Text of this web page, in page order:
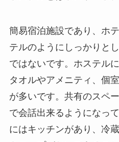
簡易宿泊施設であり、ホ
テルのようにしっかりと
ではないです。ホステル
タオルやアメニティ、個
が多いです。共有のスペ
で会話出来るようになっ
にはキッチンがあり、冷